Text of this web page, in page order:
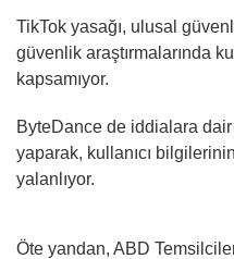
TikTok yasağı, ulusal
güvenlik araştırmalarında
kapsamıyor.
ByteDance de iddialara dair
yaparak, kullanıcı
yalanlıyor.
Öte yandan, ABD